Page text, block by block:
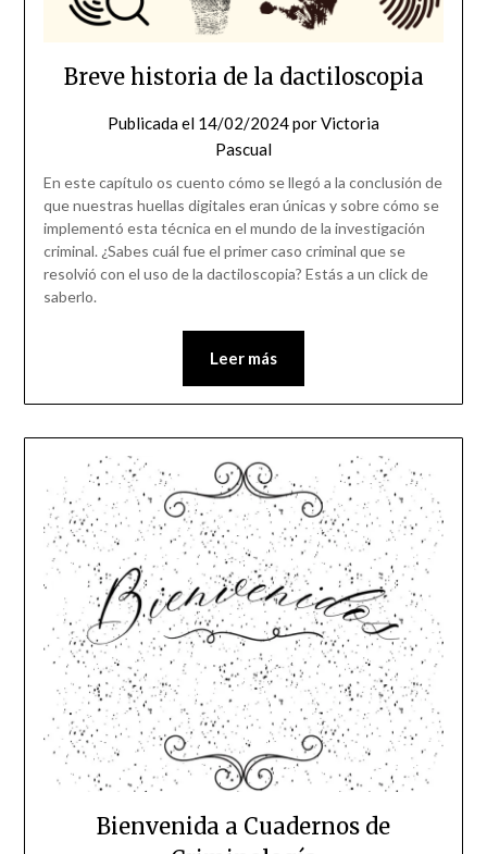
Breve historia de la dactiloscopia
Publicada el 14/02/2024porVictoria
Pascual
En este capítulo os cuento cómo se llegó a la conclusión de
que nuestras huellas digitales eran únicas y sobre cómo se
implementó esta técnica en el mundo de la investigación
criminal. ¿Sabes cuál fue el primer caso criminal que se
resolvió con el uso de la dactiloscopia? Estás a un click de
saberlo.
Leer más
Bienvenida a Cuadernos de